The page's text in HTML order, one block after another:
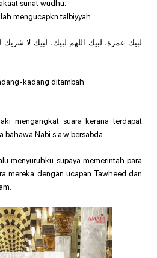
sunat wudhu.
mengucapkn talbiyyah….
لبيك عمرة، لبيك اللهم لبيك، لبيك لا
kadang ditambah
mengangkat suara kerana terdapat
bahawa Nabi s.a.w bersabda
menyuruhku supaya memerintah para
mereka dengan ucapan Tawheed dan